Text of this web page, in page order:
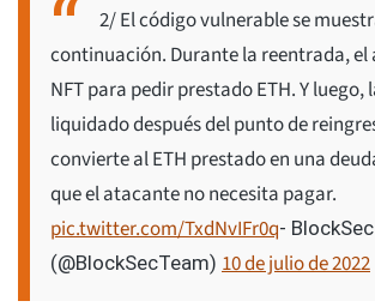
2/ El código vulnerable se
continuación. Durante la reentrada, el
NFT para pedir prestado ETH. Y luego,
liquidado después del punto de
convierte al ETH prestado en una
que el atacante no necesita pagar.
pic.twitter.com/TxdNvIFr0q- BlockSec
(@BlockSecTeam) 10 de julio de 2022